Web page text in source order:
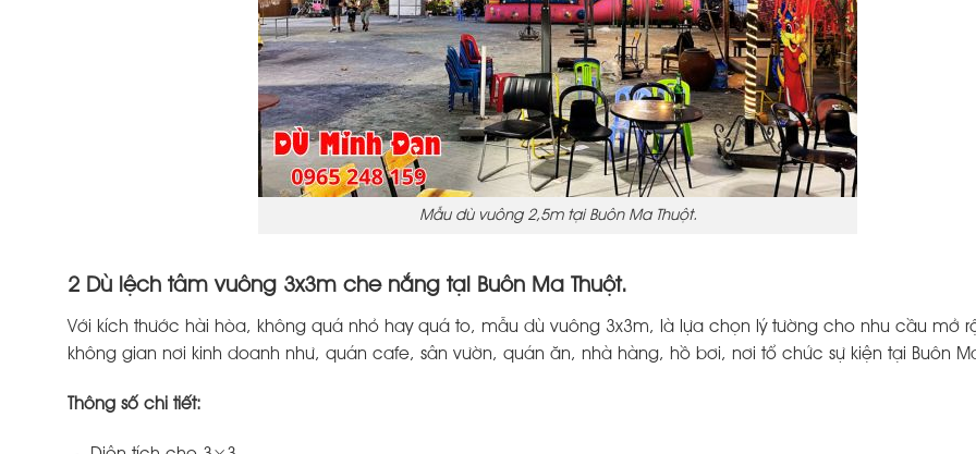
Mẫu dù vuông 2,5m tại Buôn Ma Thuột.
2 Dù lệch tâm vuông 3x3m che nắng tại Buôn Ma Thuột.
Với kích thước hài hòa, không quá nhỏ hay quá to, mẫu dù vuông 3x3m, là lựa chọn lý tường cho nhu cầu mở
không gian nơi kinh doanh như, quán cafe, sân vườn, quán ăn, nhà hàng, hồ bơi, nơi tổ chức sự kiện tại Buôn
Thông số chi tiết: